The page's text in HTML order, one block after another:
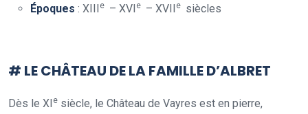
Époques : XIII e – XVI e – XVII e siècles
# LE CHÂTEAU DE LA FAMILLE D’ALBRET
Dès le XI e siècle, le Château de Vayres est en pierre,